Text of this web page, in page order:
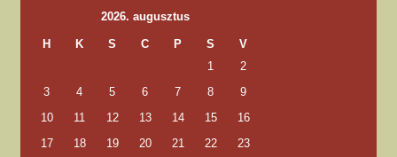
2026. augusztus
H K S C P S V
1
2
3
4 5 6 7 8
9
10
11 12 13 14 15
16
17
18 19 20 21 22
23